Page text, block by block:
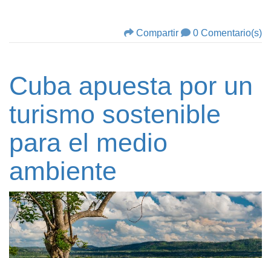
Compartir 0 Comentario(s)
Cuba apuesta por un
turismo sostenible
para el medio
ambiente